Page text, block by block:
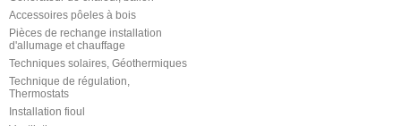
Accessoires pôeles à bois
Pièces de rechange installation
d'allumage et chauffage
Techniques solaires, Géothermiques
Technique de régulation,
Thermostats
Installation fioul